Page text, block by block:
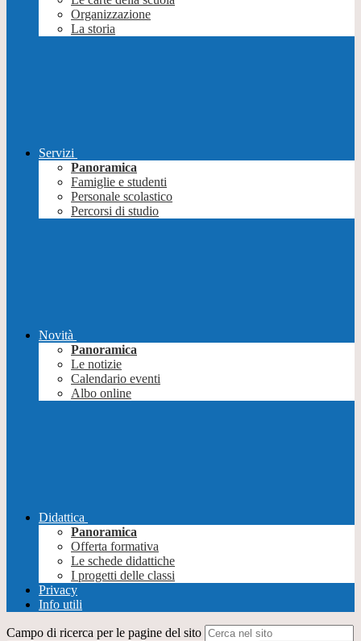
Organizzazione
La storia
Servizi
Panoramica
Famiglie e studenti
Personale scolastico
Percorsi di studio
Novità
Panoramica
Le notizie
Calendario eventi
Albo online
Didattica
Panoramica
Offerta formativa
Le schede didattiche
I progetti delle classi
Privacy
Info utili
Campo di ricerca per le pagine del sito